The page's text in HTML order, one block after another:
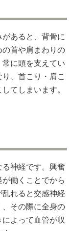
あると、背骨に
首や肩まわりの
に頭を支えてい
、首こり・肩こ
てしまいます。
神経です。興奮
働くことでから
れると交感神経
その際に全身の
よって血管が収